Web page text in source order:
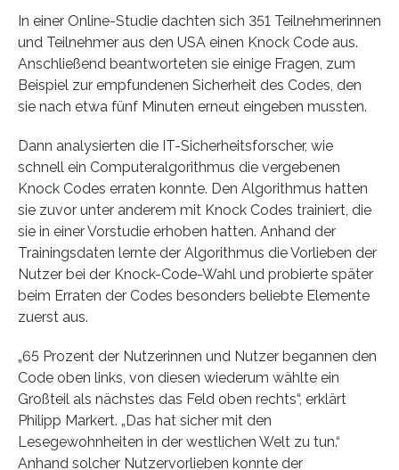
In einer Online-Studie dachten sich 351 Teilnehmerinnen
und Teilnehmer aus den USA einen Knock Code aus.
Anschließend beantworteten sie einige Fragen, zum
Beispiel zur empfundenen Sicherheit des Codes, den
sie nach etwa fünf Minuten erneut eingeben mussten.
Dann analysierten die IT-Sicherheitsforscher, wie
schnell ein Computeralgorithmus die vergebenen
Knock Codes erraten konnte. Den Algorithmus hatten
sie zuvor unter anderem mit Knock Codes trainiert, die
sie in einer Vorstudie erhoben hatten. Anhand der
Trainingsdaten lernte der Algorithmus die Vorlieben der
Nutzer bei der Knock-Code-Wahl und probierte später
beim Erraten der Codes besonders beliebte Elemente
zuerst aus.
„65 Prozent der Nutzerinnen und Nutzer begannen den
Code oben links, von diesen wiederum wählte ein
Großteil als nächstes das Feld oben rechts“, erklärt
Philipp Markert. „Das hat sicher mit den
Lesegewohnheiten in der westlichen Welt zu tun.“
Anhand solcher Nutzervorlieben konnte der